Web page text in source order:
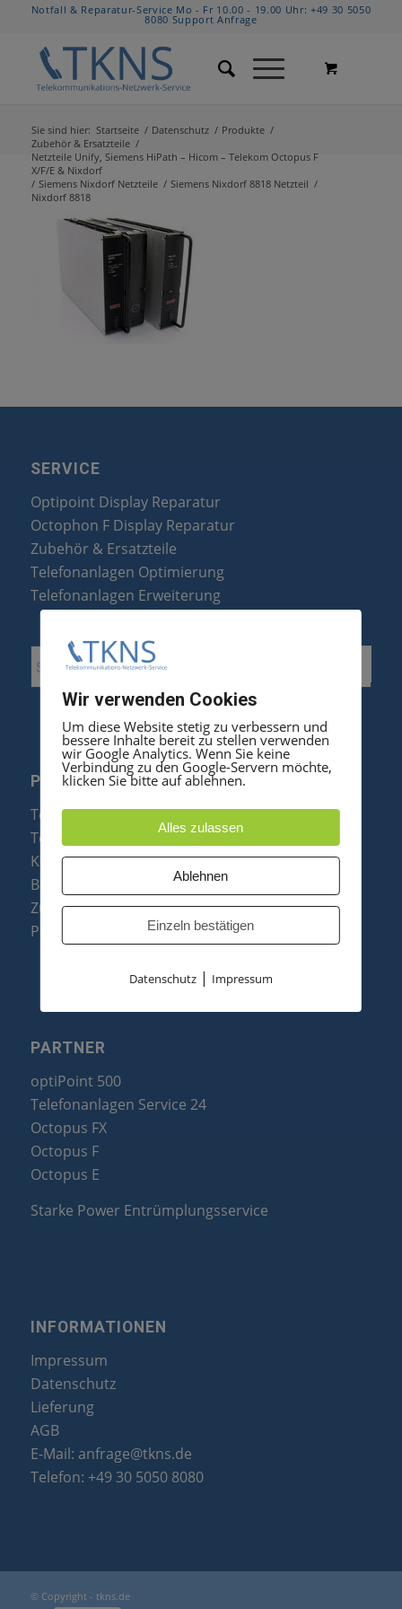
Notfall & Reparatur-Service Mo - Fr 10.00 - 19.00 Uhr:+49 30 5050
8080 Support Anfrage
Sie sind hier: Startseite / Datenschutz / Produkte /
Zubehör & Ersatzteile /
Netzteile Unify, Siemens HiPath – Hicom – Telekom Octopus F
X/F/E & Nixdorf
/ Siemens Nixdorf Netzteile / Siemens Nixdorf 8818 Netzteil /
Nixdorf 8818
SERVICE
Optipoint Display Reparatur
Octophon F Display Reparatur
Zubehör & Ersatzteile
Telefonanlagen Optimierung
Telefonanlagen Erweiterung
PRODUKTE
Telefonanlagen
Telefone
Konftel Konferenztelefone
Baugruppen
Zubehör & Ersatzteile
Produktzusammenfassung
PARTNER
optiPoint 500
Telefonanlagen Service 24
Octopus FX
Octopus F
Octopus E
Starke Power Entrümplungsservice
INFORMATIONEN
Impressum
Datenschutz
Lieferung
AGB
E-Mail: anfrage@tkns.de
Telefon: +49 30 5050 8080
© Copyright - tkns.de
Wir verwenden Cookies
Um diese Website stetig zu verbessern und
bessere Inhalte bereit zu stellen verwenden
wir Google Analytics. Wenn Sie keine
Verbindung zu den Google-Servern möchte,
klicken Sie bitte auf ablehnen.
Alles zulassen
Ablehnen
Einzeln bestätigen
Datenschutz| Impressum